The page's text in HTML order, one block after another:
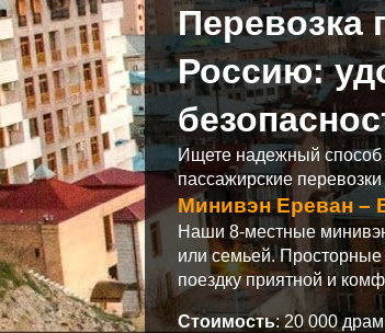
Перевозка
Россию:
Ищете надежный
пассажирские
Минивэн Ереван –
Наши 8-местные
или семьей.
поездку приятной и
Стоимость: 20 000 драм